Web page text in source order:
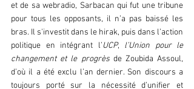
et de sa webradio, Sarbacan qui fut une tribune
pour tous les opposants, il n’a pas baissé les
bras. Il s'investit dans le hirak, puis dans l’action
politique en intégrant l’UCP, l’Union pour le
changement et le progrès de Zoubida Assoul,
d’où il a été exclu l’an dernier. Son discours a
toujours porté sur la nécessité d’unifier et